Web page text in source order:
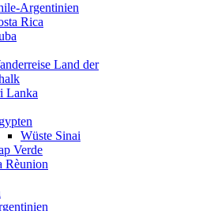
Argentinien
Rica
Land der
Lanka
Wüste Sinai
Verde
Rèunion